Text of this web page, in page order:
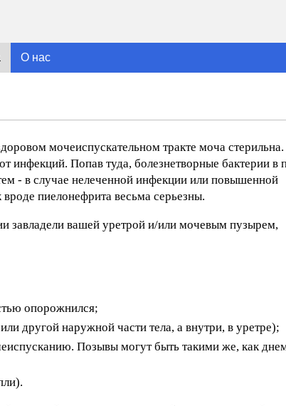
О нас
мочеиспускательном тракте моча
инфекций. Попав туда, болезнетворные бактерии в
- в случае нелеченной инфекции или повышенной
пиелонефрита весьма серьезны.
завладели вашей уретрой и/или мочевым пузырем,
опорожнился;
другой наружной части тела, а внутри, в уретре);
Позывы могут быть такими же, как